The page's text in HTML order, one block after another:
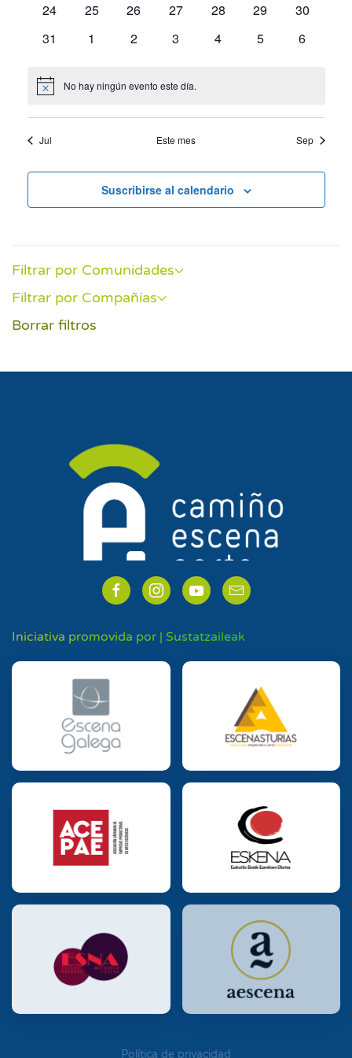
0
24
0
25
0
26
0
27
0
28
0
29
0
30
0
31
0
1
0
2
0
3
0
4
0
5
0
6
Aviso No hay ningún evento este día.
Jul Este mes Sep
Suscribirse al calendario
Filtrar por Comunidades
Filtrar por Compañías
Borrar filtros
Iniciativa promovida por | Sustatzaileak
Política de privacidad